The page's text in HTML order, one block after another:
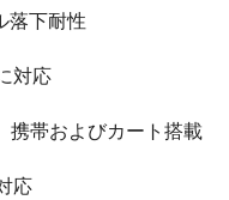
落下耐性
対応
携帯およびカート搭載
応